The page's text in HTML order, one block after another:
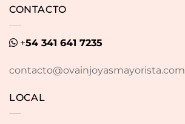
LOCAL
CONTACTO
+54 341 641 7235
contacto@ovainjoyasmayorista.com